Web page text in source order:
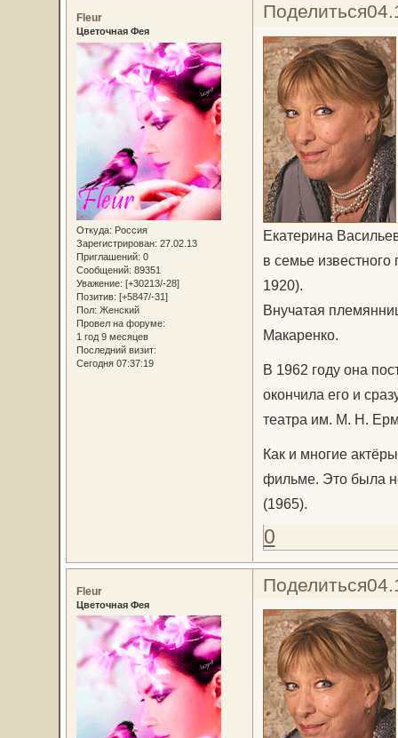
Поделиться
Fleur
Цветочная Фея
Откуда: Россия
Зарегистрирован: 27.02.13
Приглашений: 0
Сообщений: 89351
Уважение: [+30213/-28]
Позитив: [+5847/-31]
Пол: Женский
Провел на форуме:
1 год 9 месяцев
Последний визит:
Сегодня 07:37:19
Екатерина
в семье
1920).
Внучатая
Макаренко.
В 1962 году она
окончила его и
театра им. М. Н.
Как и многие
фильме. Это была
(1965).
0
Поделиться
Fleur
Цветочная Фея